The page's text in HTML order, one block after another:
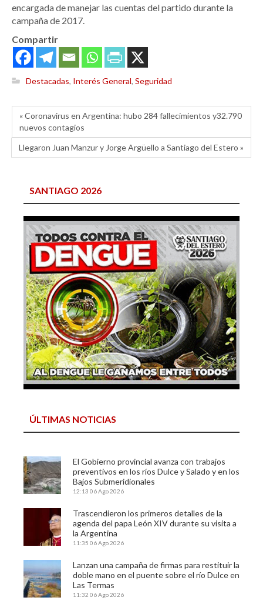
encargada de manejar las cuentas del partido durante la
campaña de 2017.
Compartir
Destacadas, Interés General, Seguridad
« Coronavirus en Argentina: hubo 284 fallecimientos y32.790
nuevos contagios
Llegaron Juan Manzur y Jorge Argüello a Santiago del Estero »
SANTIAGO 2026
ÚLTIMAS NOTICIAS
El Gobierno provincial avanza con trabajos
preventivos en los ríos Dulce y Salado y en los
Bajos Submeridionales
12:13 06 Ago 2026
Trascendieron los primeros detalles de la
agenda del papa León XIV durante su visita a
la Argentina
11:35 06 Ago 2026
Lanzan una campaña de firmas para restituir la
doble mano en el puente sobre el río Dulce en
Las Termas
11:32 06 Ago 2026